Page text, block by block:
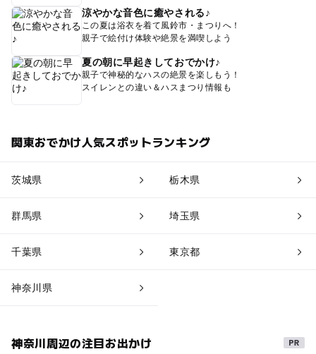
涼やかな音色に癒やされる♪
この夏は浴衣を着て風鈴市・まつりへ！
親子で絵付け体験や絶景を満喫しよう
夏の朝に早起きしておでかけ♪
親子で神秘的なハスの絶景を楽しもう！
スイレンとの違い＆ハスまつり情報も
関東おでかけ人気スポットランキング
茨城県 栃木県
群馬県 埼玉県
千葉県 東京都
神奈川県
神奈川周辺の注目お出かけ